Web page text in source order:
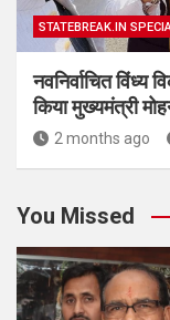
STATEBREAK.IN
नवनिर्वाचित विंध्य
किया मुख्यमंत्री
2 months ago
You Missed